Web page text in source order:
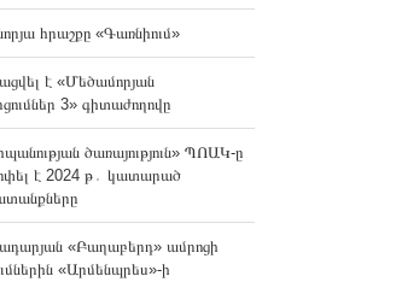
հրաշքը «Գառնիում»
է «Մեծամորյան
3» գիտաժողովը
ծառայություն» ՊՈԱԿ-ը
է 2024 թ․ կատարած
«Բաղաբերդ» ամրոցի
«Արմենպրես»-ի